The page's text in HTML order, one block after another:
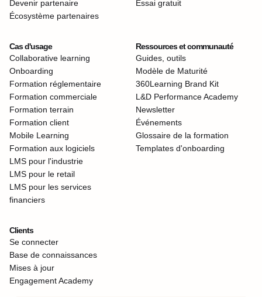
Devenir partenaire
Écosystème partenaires
Essai gratuit
Cas d'usage
Collaborative learning
Onboarding
Formation réglementaire
Formation commerciale
Formation terrain
Formation client
Mobile Learning
Formation aux logiciels
LMS pour l'industrie
LMS pour le retail
LMS pour les services
financiers
Ressources et communauté
Guides, outils
Modèle de Maturité
360Learning Brand Kit
L&D Performance Academy
Newsletter
Événements
Glossaire de la formation
Templates d'onboarding
Clients
Se connecter
Base de connaissances
Mises à jour
Engagement Academy